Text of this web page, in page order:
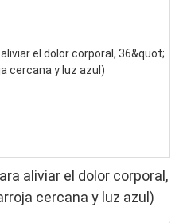
aliviar el dolor corporal,
cercana y luz azul)